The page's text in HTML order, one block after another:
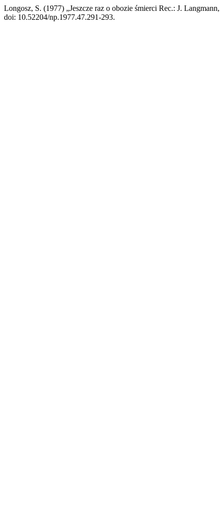
Longosz, S. (1977) „Jeszcze raz o obozie śmierci Rec.: J.
doi: 10.52204/np.1977.47.291-293.